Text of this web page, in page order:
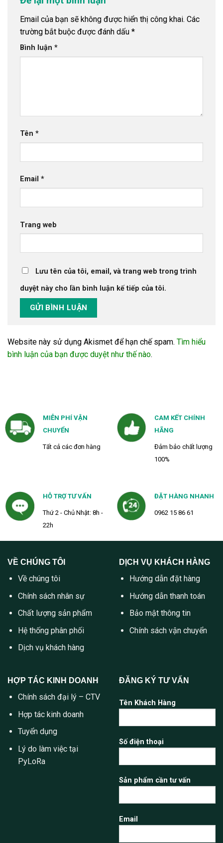
Email của bạn sẽ không được hiển thị công khai. Các
trường bắt buộc được đánh dấu *
Bình luận *
Tên *
Email *
Trang web
Lưu tên của tôi, email, và trang web trong trình
duyệt này cho lần bình luận kế tiếp của tôi.
Website này sử dụng Akismet để hạn chế spam. Tìm hiểu
bình luận của bạn được duyệt như thế nào.
MIỄN PHÍ VẬN
CHUYỂN
Tất cả các đơn hàng
CAM KẾT CHÍNH
HÃNG
Đảm bảo chất lượng
100%
HỖ TRỢ TƯ VẤN
Thứ 2 - Chủ Nhật: 8h -
22h
ĐẶT HÀNG NHANH
0962 15 86 61
VỀ CHÚNG TÔI
Về chúng tôi
Chính sách nhân sự
Chất lượng sản phẩm
Hệ thống phân phối
Dịch vụ khách hàng
DỊCH VỤ KHÁCH HÀNG
Hướng dẫn đặt hàng
Hướng dẫn thanh toán
Bảo mật thông tin
Chính sách vận chuyển
HỢP TÁC KINH DOANH
Chính sách đại lý – CTV
Hợp tác kinh doanh
Tuyển dụng
Lý do làm việc tại
PyLoRa
ĐĂNG KÝ TƯ VẤN
Tên Khách Hàng
Số điện thoại
Sản phẩm cần tư vấn
Email